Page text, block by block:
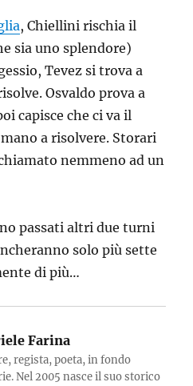
, Chiellini rischia il
sia uno splendore)
Tevez si trova a
Osvaldo prova a
capisce che ci va il
a risolvere. Storari
nemmeno ad un
passati altri due turni
solo più sette
di più…
Farina
regista, poeta, in fondo
Nel 2005 nasce il suo storico